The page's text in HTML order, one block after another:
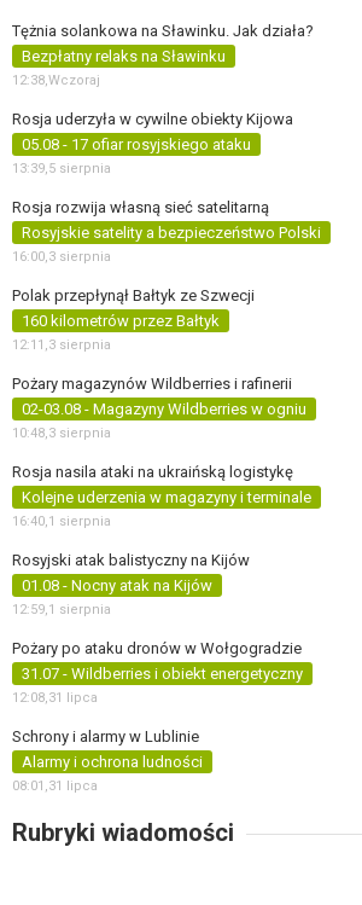
Tężnia solankowa na Sławinku. Jak działa?
Bezpłatny relaks na Sławinku
12:38,Wczoraj
Rosja uderzyła w cywilne obiekty Kijowa
05.08 - 17 ofiar rosyjskiego ataku
13:39,5 sierpnia
Rosja rozwija własną sieć satelitarną
Rosyjskie satelity a bezpieczeństwo Polski
16:00,3 sierpnia
Polak przepłynął Bałtyk ze Szwecji
160 kilometrów przez Bałtyk
12:11,3 sierpnia
Pożary magazynów Wildberries i rafinerii
02-03.08 - Magazyny Wildberries w ogniu
10:48,3 sierpnia
Rosja nasila ataki na ukraińską logistykę
Kolejne uderzenia w magazyny i terminale
16:40,1 sierpnia
Rosyjski atak balistyczny na Kijów
01.08 - Nocny atak na Kijów
12:59,1 sierpnia
Pożary po ataku dronów w Wołgogradzie
31.07 - Wildberries i obiekt energetyczny
12:08,31 lipca
Schrony i alarmy w Lublinie
Alarmy i ochrona ludności
08:01,31 lipca
Rubryki wiadomości